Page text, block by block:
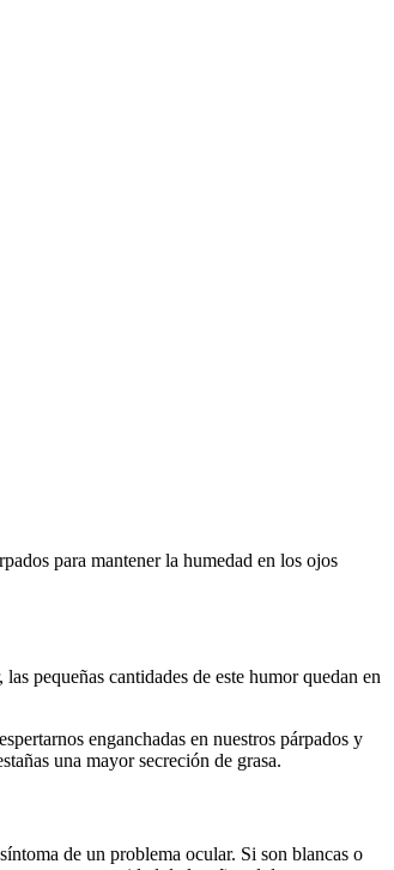
para mantener la humedad en los ojos
pequeñas cantidades de este humor quedan en
enganchadas en nuestros párpados y
una mayor secreción de grasa.
de un problema ocular. Si son blancas o